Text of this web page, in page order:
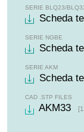
Versioni per
Versioni
segnale)
SERIE BLQ23/
Scheda
SERIE NGBE
Scheda
SERIE AKM
Scheda
CAD .STP FILES
AKM33